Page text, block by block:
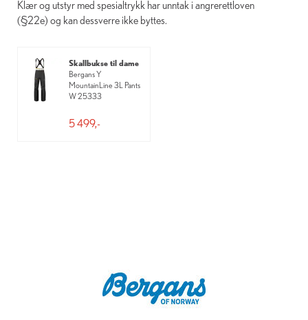
Klær og utstyr med spesialtrykk har unntak i angrerettloven
(§22e) og kan dessverre ikke byttes.
Skallbukse til dame
Bergans Y
MountainLine 3L Pants
W 25333
5 499,-